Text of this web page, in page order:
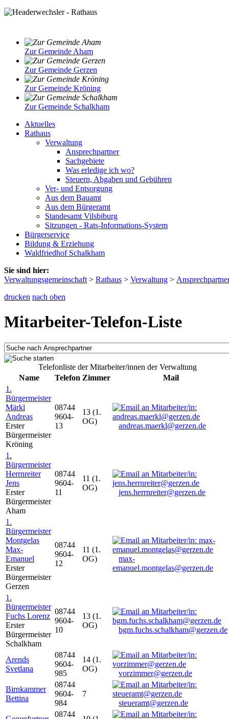
Zur Gemeinde Aham
Zur Gemeinde Gerzen
Zur Gemeinde Kröning
Zur Gemeinde Schalkham
Aktuelles
Rathaus
Verwaltung
Ansprechpartner
Sachgebiete
Was erledige ich wo?
Steuern, Abgaben und Gebühren
Ver- und Entsorgung
Aus dem Bauamt
Aus dem Bürgeramt
Standesamt Vilsbiburg
Sitzungen - Rats-Informations-System
Bürgerservice
Bildung & Erziehung
Waldfriedhof Schalkham
Sie sind hier:
Verwaltungsgemeinschaft > Rathaus > Verwaltung >
drucken nach oben
Mitarbeiter-Telefon-Liste
Telefonliste der Mitarbeiter/innen der Verwaltung
Name
Telefon Zimmer
Mail
1.
Bürgermeister
Märkl
Andreas
Erster
Bürgermeister
Kröning
08744
9604-
13
13 (1.
OG)
andreas.maerkl@gerzen.de
1.
Bürgermeister
Herrnreiter
Jens
Erster
Bürgermeister
Aham
08744
9604-
11
11 (1.
OG)
jens.herrnreiter@gerzen.de
1.
Bürgermeister
Montgelas
Max-
Emanuel
Erster
Bürgermeister
Gerzen
08744
9604-
12
11 (1.
OG)
max-
emanuel.montgelas@gerzen.de
1.
Bürgermeister
Fuchs Lorenz
Erster
Bürgermeister
Schalkham
08744
9604-
10
13 (1.
OG)
bgm.fuchs.schalkham@gerzen.de
Arends
Svetlana
08744
9604-
985
14 (1.
OG)
vorzimmer@gerzen.de
Birnkammer
Bettina
08744
9604-
984
7
steueramt@gerzen.de
08744